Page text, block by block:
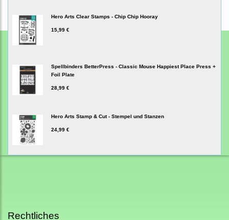
Hero Arts Clear Stamps - Chip Chip Hooray
15,99 €
Spellbinders BetterPress - Classic Mouse Happiest Place Press +
Foil Plate
28,99 €
Hero Arts Stamp & Cut - Stempel und Stanzen
24,99 €
Rechtliches